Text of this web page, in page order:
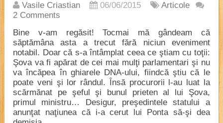
Vasile Criastian 06/06/2015
Articole
2 Comments
Bine v-am regăsit! Tocmai mă gândeam că
săptămâna asta a trecut fără niciun eveniment
notabil. Doar că s-a întâmplat ceea ce ştiam cu toţii:
Şova va fi apărat de cei mai mulţi parlamentari şi nu
va încăpea în ghiarele DNA-ului, fiindcă ştiu că le
poate veni şi lor rândul. Însă procurorii l-au luat la
scărmănat pe şeful şi bunul prieten al lui Şova,
primul ministru… Desigur, preşedintele statului a
anunţat naţiunea că i-a cerut lui Ponta să-şi dea